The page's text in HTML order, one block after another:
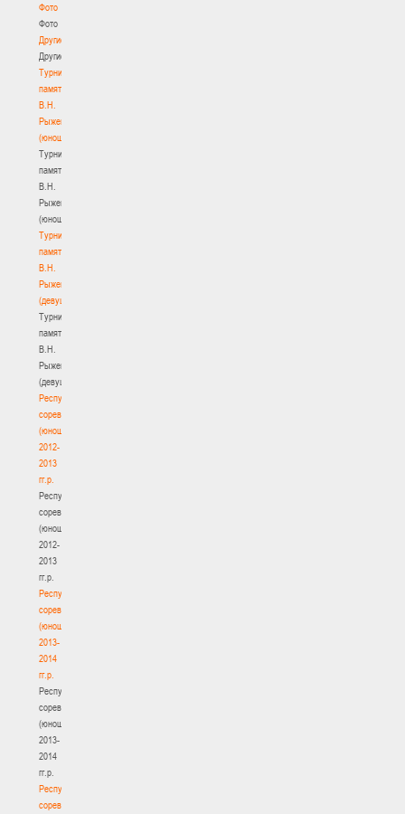
Фото
Фото
Другие
Другие
Турнир
памяти
В.Н.
Рыженкова
(юноши)
Турнир
памяти
В.Н.
Рыженкова
(юноши)
Турнир
памяти
В.Н.
Рыженкова
(девушки)
Турнир
памяти
В.Н.
Рыженкова
(девушки)
Республиканские
соревнования
(юноши)
2012-
2013
гг.р.
Республиканские
соревнования
(юноши)
2012-
2013
гг.р.
Республиканские
соревнования
(юноши)
2013-
2014
гг.р.
Республиканские
соревнования
(юноши)
2013-
2014
гг.р.
Республиканские
соревнования